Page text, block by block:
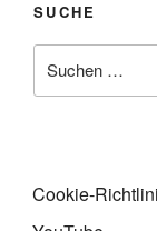
SUCHE
nach:
Cookie-